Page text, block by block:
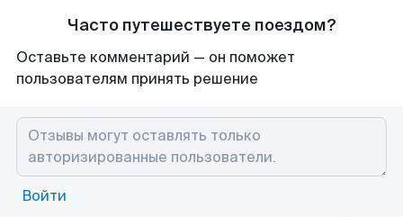
Часто путешествуете поездом?
Оставьте комментарий — он поможет
пользователям принять решение
Войти